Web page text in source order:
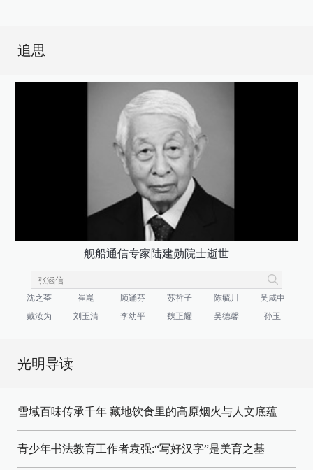
追思
舰船通信专家陆建勋院士逝世
沈之荃 崔崑 顾诵芬 苏哲子 陈毓川
吴咸中
戴汝为
刘玉清 李幼平 魏正耀 吴德馨 孙玉
光明导读
雪域百味传承千年 藏地饮食里的高原烟火与人文底蕴
青少年书法教育工作者袁强:“写好汉字”是美育之基